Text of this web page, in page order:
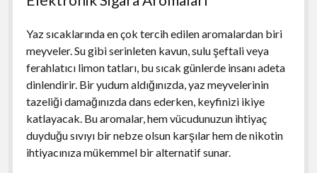
Yaz sıcaklarında en çok tercih edilen aromalardan biri
meyveler. Su gibi serinleten kavun, sulu şeftali veya
ferahlatıcı limon tatları, bu sıcak günlerde insanı adeta
dinlendirir. Bir yudum aldığınızda, yaz meyvelerinin
tazeliği damağınızda dans ederken, keyfinizi ikiye
katlayacak. Bu aromalar, hem vücudunuzun ihtiyaç
duyduğu sıvıyı bir nebze olsun karşılar hem de nikotin
ihtiyacınıza mükemmel bir alternatif sunar.